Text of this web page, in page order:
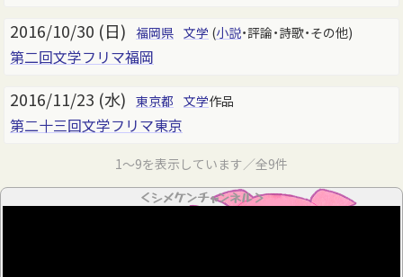
2016/10/30 (日) 福岡県 文学 (小説・評論・詩歌・その他)
第二回文学フリマ福岡
2016/11/23 (水) 東京都 文学作品
第二十三回文学フリマ東京
1～9を表示しています／全9件
＜シメケンチャンネル＞